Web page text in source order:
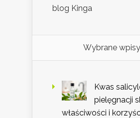
blog Kinga
Wybrane wpisy
Kwas
pielęgnacji
właściwości i